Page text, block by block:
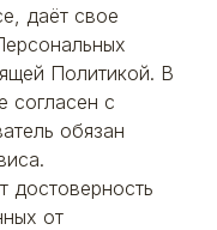
даёт свое
Политикой. В
согласен с
обязан
достоверность
от